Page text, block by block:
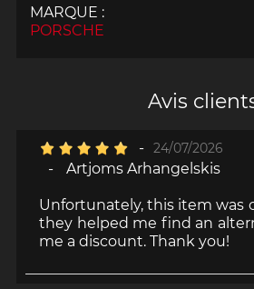
MARQUE :
PORSCHE
Avis
- 24/07/2026
- Artjoms Arhangelskis
Unfortunately, this item was
they helped me find an
me a discount. Thank you!